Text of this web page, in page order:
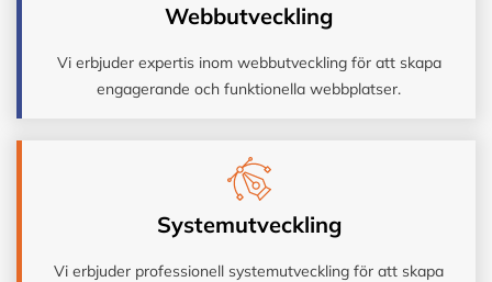
Webbutveckling
Vi erbjuder expertis inom webbutveckling för att skapa
engagerande och funktionella webbplatser.
Systemutveckling
Vi erbjuder professionell systemutveckling för att skapa